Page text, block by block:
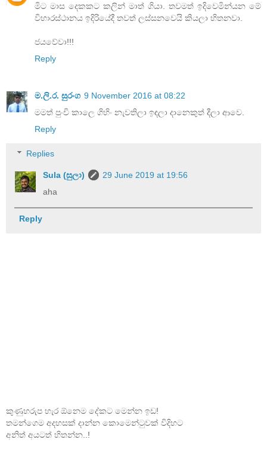
මිට මාස දෙකකට කලින් මාත් ගියා. තවමත් ඉදිවෙමින්යන මේ
විහාරස්ථානය ඉදිරියේදී තවත් ලස්සනවෙයි කියලා හිතනවා.
ජයවේවා!!!
Reply
ම.ලි.ර. සුරංග 9 November 2016 at 08:22
මමත් පුංචි කාලෙ ගිහිං නැවතිලා ඉඳලා දානෙකුත් දීලා ආවෙ.
Reply
Replies
Sula (සුලා)
29 June 2019 at 19:56
aha
Reply
කුණුහරුප හැර ඕනෙම දේකට මෙන්න ඉඩ!
තමන්ගෙම අදහසක් දාන්න කොමෙන්ටුවක් විදිහට
අනිත් අයටත් හිතන්න..!